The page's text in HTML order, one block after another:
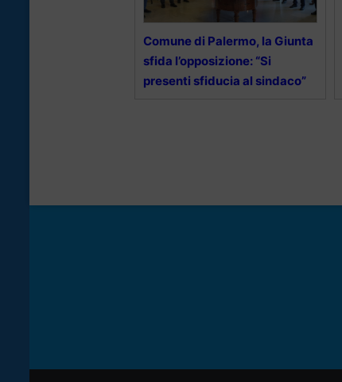
Comune di Palermo, la Giunta
sfida l’opposizione: “Si
presenti sfiducia al sindaco”